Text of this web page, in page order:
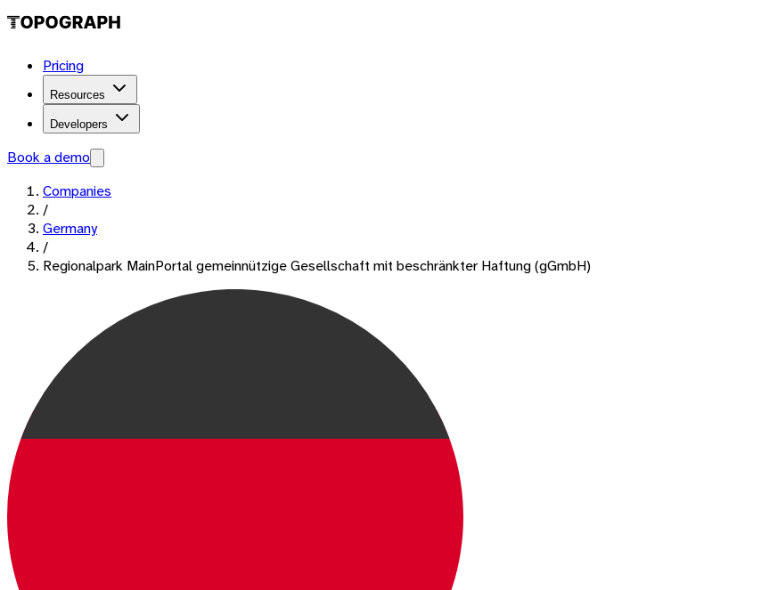
Pricing
Resources
Developers
Book a demo
Companies
/
Germany
/
Regionalpark MainPortal gemeinnützige Gesellschaft mit beschränkter Haftung (gGmbH)